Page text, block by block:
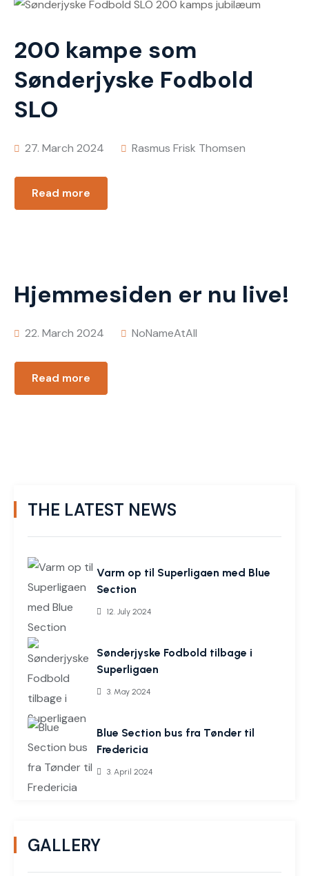
200 kampe som
Sønderjyske Fodbold
SLO
27. March 2024 Rasmus Frisk Thomsen
Read more
Hjemmesiden er nu live!
22. March 2024 NoNameAtAll
Read more
THE LATEST NEWS
Varm op til Superligaen med Blue
Section
12. July 2024
Sønderjyske Fodbold tilbage i
Superligaen
3. May 2024
Blue Section bus fra Tønder til
Fredericia
3. April 2024
GALLERY